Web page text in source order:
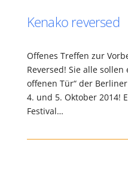
Kenako reversed
Offenes Treffen zur
Reversed! Sie alle
offenen Tür“ der
4. und 5. Oktober 2014!
Festival…